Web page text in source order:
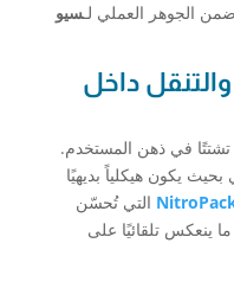
الجوهر العملي لـسيو
داخل
في ذهن المستخدم.
يكون هيكلياً بديهيًا
التي تُحسّن
ينعكس تلقائيًا على